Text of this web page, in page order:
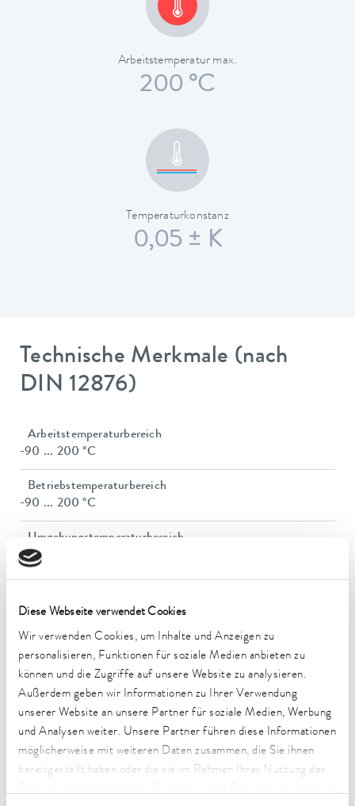
Diese Webseite verwendet Cookies
Wir verwenden Cookies, um Inhalte und Anzeigen zu
personalisieren, Funktionen für soziale Medien anbieten zu
können und die Zugriffe auf unsere Website zu analysieren.
Außerdem geben wir Informationen zu Ihrer Verwendung
unserer Website an unsere Partner für soziale Medien, Werbung
und Analysen weiter. Unsere Partner führen diese Informationen
möglicherweise mit weiteren Daten zusammen, die Sie ihnen
bereitgestellt haben oder die sie im Rahmen Ihrer Nutzung der
Arbeitstemperatur max.
200 °C
Temperaturkonstanz
0,05 ± K
Technische Merkmale (nach
DIN 12876)
Arbeitstemperaturbereich
-90 ... 200 °C
Betriebstemperaturbereich
-90 ... 200 °C
Umgebungstemperaturbereich
5 ... 40 °C
0,05 ± K
Heizleistung max.
2,5 kW
Leistungsaufnahme max.
3,7 kW
Leistungsaufnahme
16 A
Förderdruck max.